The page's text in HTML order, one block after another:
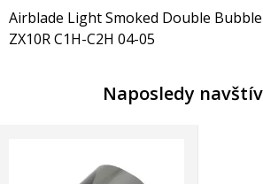
Airblade Light Smoked Double
ZX10R C1H-C2H 04-05
Naposledy